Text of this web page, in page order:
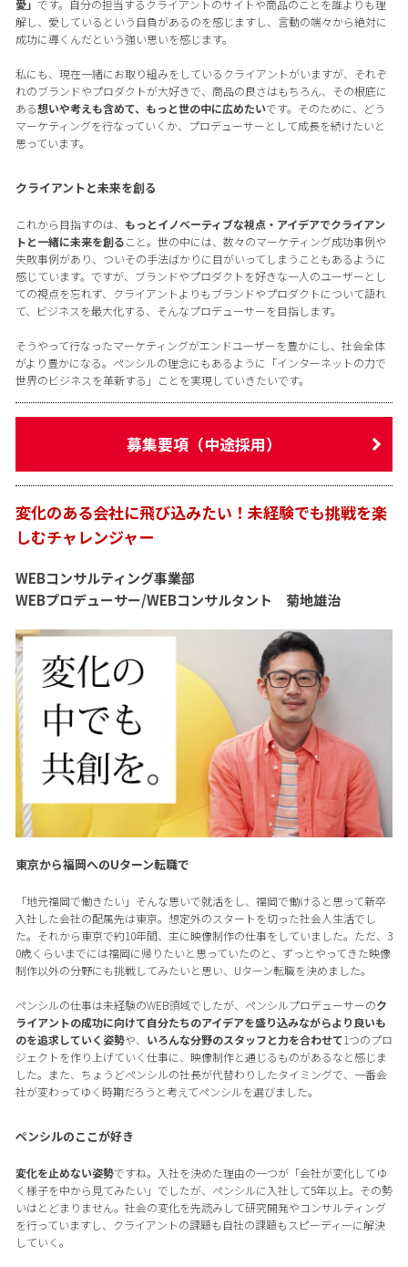
愛」 です。自分の担当するクライアントのサイトや商品のことを誰よりも理
解し、愛しているという自負があるのを感じますし、言動の端々から絶対に
成功に導くんだという強い思いを感じます。
私にも、現在一緒にお取り組みをしているクライアントがいますが、それぞ
れのブランドやプロダクトが大好きで、商品の良さはもちろん、その根底に
ある想いや考えも含めて、もっと世の中に広めたいです。そのために、どう
マーケティングを行なっていくか、プロデューサーとして成長を続けたいと
思っています。
クライアントと未来を創る
これから目指すのは、 もっとイノベーティブな視点・アイデアでクライアン
トと一緒に未来を創ること。世の中には、数々のマーケティング成功事例や
失敗事例があり、ついその手法ばかりに目がいってしまうこともあるように
感じています。ですが、ブランドやプロダクトを好きな一人のユーザーとし
ての視点を忘れず、クライアントよりもブランドやプロダクトについて語れ
て、ビジネスを最大化する、そんなプロデューサーを目指します。
そうやって行なったマーケティングがエンドユーザーを豊かにし、社会全体
がより豊かになる。ペンシルの理念にもあるように「インターネットの力で
世界のビジネスを革新する」ことを実現していきたいです。
募集要項（中途採用）
変化のある会社に飛び込みたい！未経験でも挑戦を楽
しむチャレンジャー
WEBコンサルティング事業部
WEBプロデューサー/WEBコンサルタント 菊地雄治
東京から福岡へのUターン転職で
「地元福岡で働きたい」そんな思いで就活をし、福岡で働けると思って新卒
入社した会社の配属先は東京。想定外のスタートを切った社会人生活でし
た。それから東京で約10年間、主に映像制作の仕事をしていました。ただ、3
0歳くらいまでには福岡に帰りたいと思っていたのと、ずっとやってきた映像
制作以外の分野にも挑戦してみたいと思い、Uターン転職を決めました。
ペンシルの仕事は未経験のWEB領域でしたが、ペンシルプロデューサーのク
ライアントの成功に向けて自分たちのアイデアを盛り込みながらより良いも
のを追求していく姿勢や、 いろんな分野のスタッフと力を合わせて1つのプロ
ジェクトを作り上げていく仕事に、映像制作と通じるものがあるなと感じま
した。また、ちょうどペンシルの社長が代替わりしたタイミングで、一番会
社が変わってゆく時期だろうと考えてペンシルを選びました。
ペンシルのここが好き
変化を止めない姿勢ですね。入社を決めた理由の一つが「会社が変化してゆ
く様子を中から見てみたい」でしたが、ペンシルに入社して5年以上。その勢
いはとどまりません。社会の変化を先読みして研究開発やコンサルティング
を行っていますし、クライアントの課題も自社の課題もスピーディーに解決
していく。